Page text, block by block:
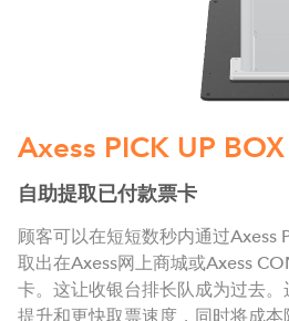
Axess PICK UP
自助提取已付款票卡
顾客可以在短短数秒内通过Axess
取出在Axess网上商城或Axess
卡。这让收银台排长队成为过去
提升和更快取票速度，同时将成本